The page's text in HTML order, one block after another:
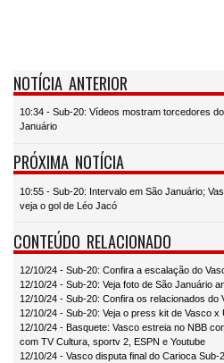
NOTÍCIA ANTERIOR
10:34 - Sub-20: Vídeos mostram torcedores
Januário
PRÓXIMA NOTÍCIA
10:55 - Sub-20: Intervalo em São Januário;
veja o gol de Léo Jacó
CONTEÚDO RELACIONADO
12/10/24 - Sub-20: Confira a escalação do
12/10/24 - Sub-20: Veja foto de São Januário
12/10/24 - Sub-20: Confira os relacionados do
12/10/24 - Sub-20: Veja o press kit de Vasco x
12/10/24 - Basquete: Vasco estreia no NBB
com TV Cultura, sportv 2, ESPN e Youtube
12/10/24 - Vasco disputa final do Carioca